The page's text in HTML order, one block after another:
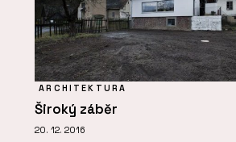
ARCHITEKTURA
Široký záběr
20. 12. 2016